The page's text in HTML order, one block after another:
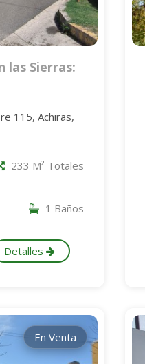
las Sierras:
115, Achiras,
233 M² Totales
1 Baños
Detalles
En Venta